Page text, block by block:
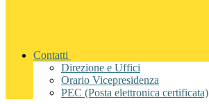
Contatti
Direzione e Uffici
Orario Vicepresidenza
PEC (Posta elettronica certificata)